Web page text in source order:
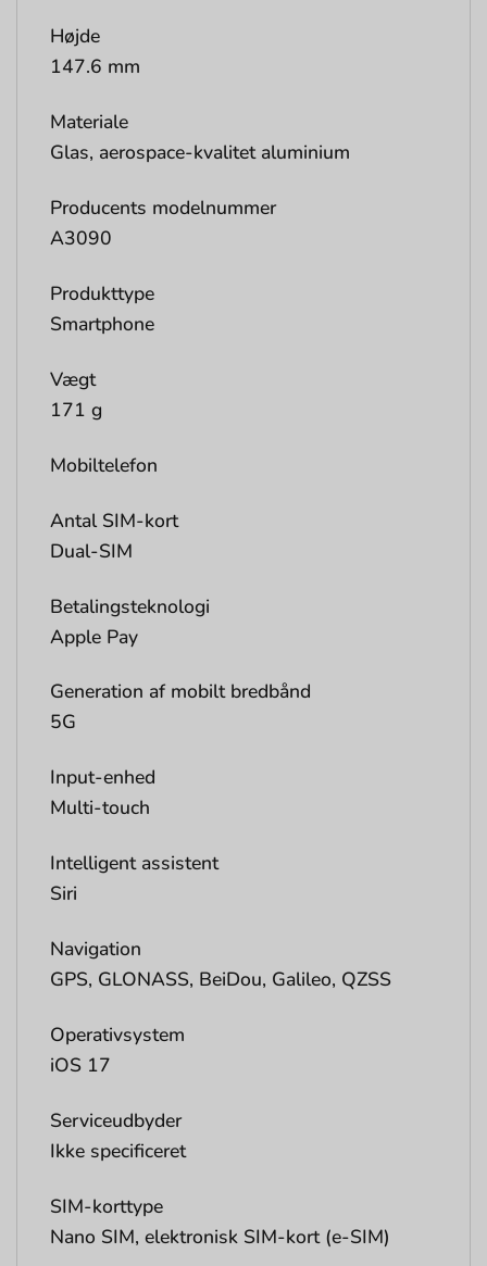
Højde
147.6 mm
Materiale
Glas, aerospace-kvalitet aluminium
Producents modelnummer
A3090
Produkttype
Smartphone
Vægt
171 g
Mobiltelefon
Antal SIM-kort
Dual-SIM
Betalingsteknologi
Apple Pay
Generation af mobilt bredbånd
5G
Input-enhed
Multi-touch
Intelligent assistent
Siri
Navigation
GPS, GLONASS, BeiDou, Galileo, QZSS
Operativsystem
iOS 17
Serviceudbyder
Ikke specificeret
SIM-korttype
Nano SIM, elektronisk SIM-kort (e-SIM)